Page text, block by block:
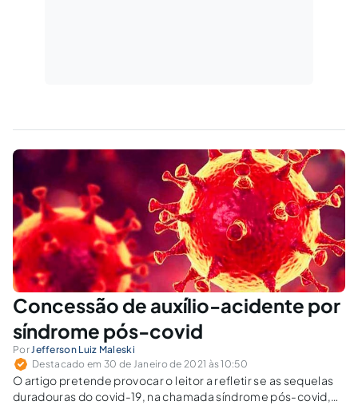
Concessão de auxílio-acidente por
síndrome pós-covid
Por Jefferson Luiz Maleski
Destacado em 30 de Janeiro de 2021 às 10:50
O artigo pretende provocar o leitor a refletir se as sequelas
duradouras do covid-19, na chamada síndrome pós-covid,